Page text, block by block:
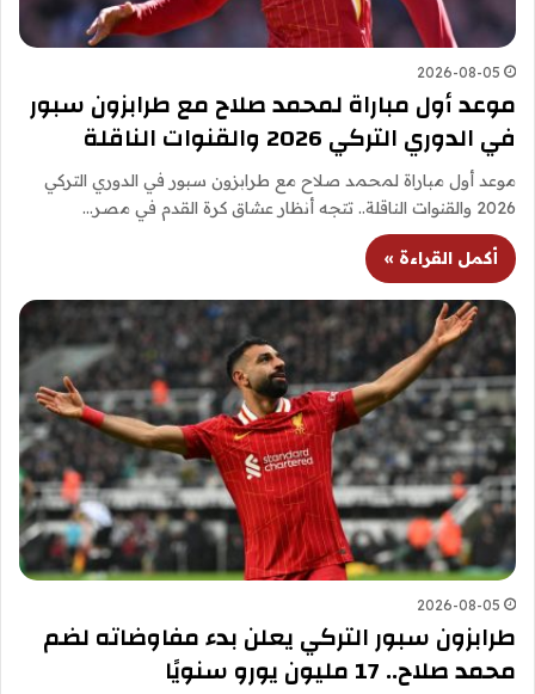
2026-08-05
موعد أول مباراة لمحمد صلاح مع طرابزون سبور
في الدوري التركي 2026 والقنوات الناقلة
موعد أول مباراة لمحمد صلاح مع طرابزون سبور في الدوري التركي
2026 والقنوات الناقلة.. تتجه أنظار عشاق كرة القدم في مصر…
أكمل القراءة »
2026-08-05
طرابزون سبور التركي يعلن بدء مفاوضاته لضم
محمد صلاح.. 17 مليون يورو سنويًا